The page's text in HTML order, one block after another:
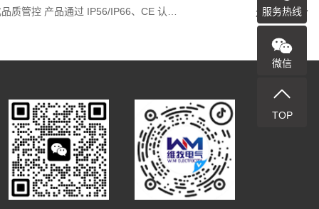
质管控 产品通过 IP56/IP66、CE 认…
2023-07-17
服务热线
微信
TOP